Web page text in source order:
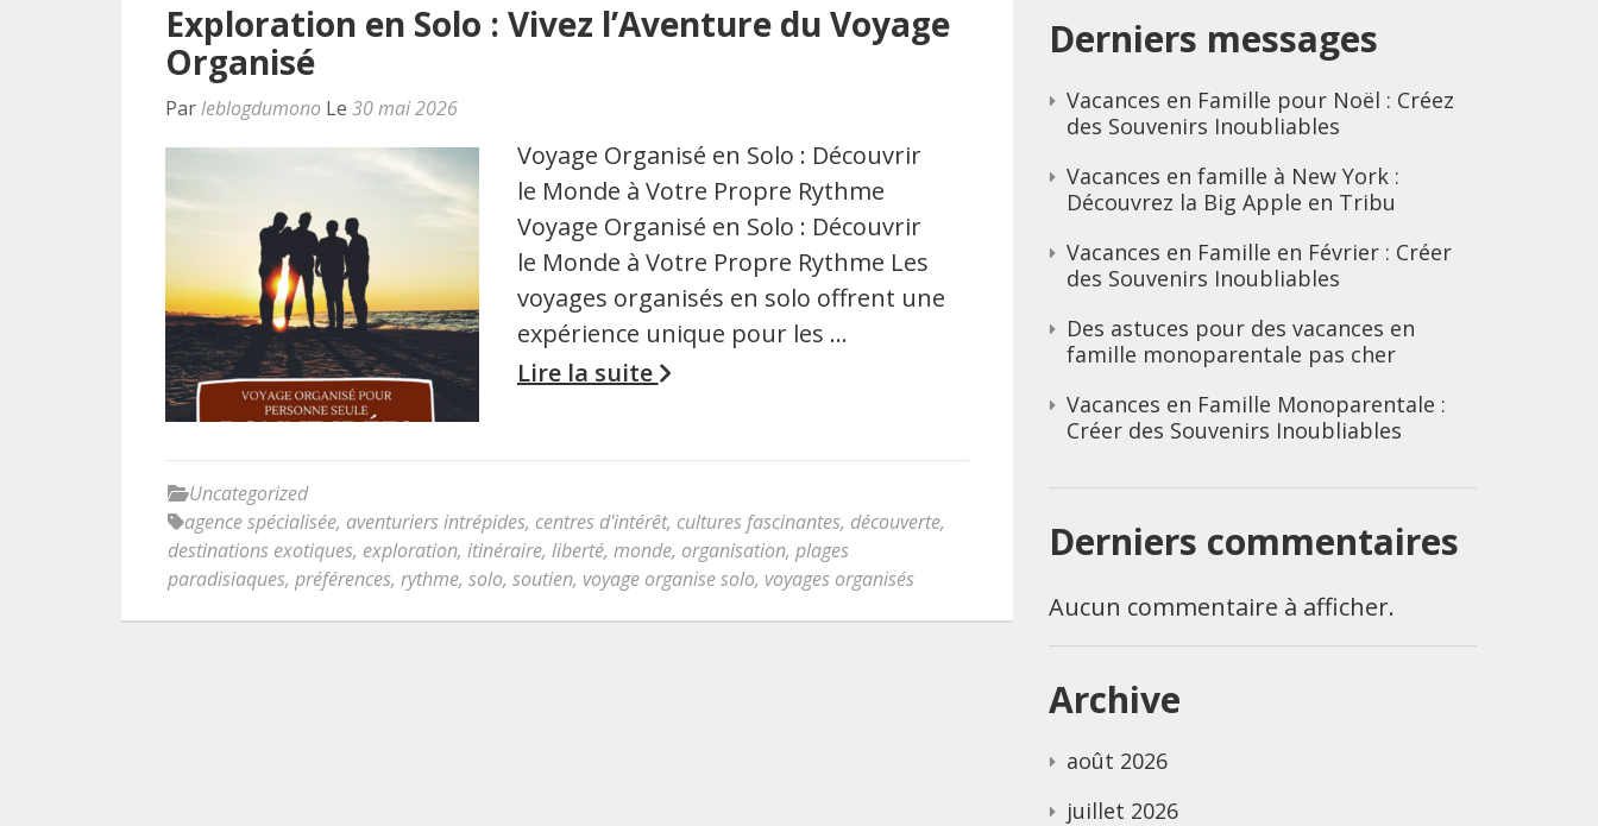
Exploration en Solo : Vivez l’Aventure du Voyage
Organisé
Parleblogdumono Le 30 mai 2026
Voyage Organisé en Solo : Découvrir
le Monde à Votre Propre Rythme
Voyage Organisé en Solo : Découvrir
le Monde à Votre Propre Rythme Les
voyages organisés en solo offrent une
expérience unique pour les …
Lire la suite
Uncategorized
agence spécialisée, aventuriers intrépides, centres d'intérêt, cultures fascinantes, découverte,
destinations exotiques, exploration, itinéraire, liberté, monde, organisation, plages
paradisiaques, préférences, rythme, solo, soutien, voyage organise solo, voyages organisés
Derniers messages
Vacances en Famille pour Noël : Créez
des Souvenirs Inoubliables
Vacances en famille à New York :
Découvrez la Big Apple en Tribu
Vacances en Famille en Février : Créer
des Souvenirs Inoubliables
Des astuces pour des vacances en
famille monoparentale pas cher
Vacances en Famille Monoparentale :
Créer des Souvenirs Inoubliables
Derniers commentaires
Aucun commentaire à afficher.
Archive
août 2026
juillet 2026